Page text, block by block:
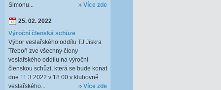
Simonu...
Více zde
25. 02. 2022
Výroční členská schůze
Výbor veslařského oddílu TJ Jiskra
Třeboň zve všechny členy
veslařského oddílu na výroční
členskou schůzi, která se bude konat
dne 11.3.2022 v 18:00 v klubovně
veslařského...
Více zde